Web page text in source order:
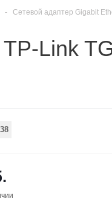
-
Сетевой адаптер Gigabit
Link